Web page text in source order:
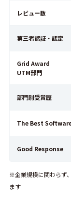
レビュー数
第三者認証・認定
Grid Award
UTM部門
部門別受賞歴
The Best
Good Response
※企業規模に関わらず
ます